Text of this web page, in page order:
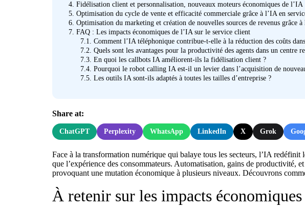
4. Fidélisation client et personnalisation, nouveaux moteurs économiques de l’IA
5. Optimisation du cycle de vente et efficacité commerciale grâce à l’IA en
6. Optimisation du marketing et création de nouvelles sources de revenus grâce
7. FAQ : Les impacts économiques de l’IA sur le service client
7.1. Comment l’IA téléphonique contribue-t-elle à la réduction des coûts
7.2. Quels sont les avantages pour la productivité des agents dans un centre
7.3. En quoi les callbots IA améliorent-ils la fidélisation client ?
7.4. Pourquoi le robot calling IA est-il un levier dans l’acquisition de
7.5. Les outils IA sont-ils adaptés à toutes les tailles d’entreprise ?
Share at:
ChatGPT Perplexity WhatsApp LinkedIn X Grok
Face à la transformation numérique qui balaye tous les secteurs, l’IA
que l’expérience des consommateurs. Automatisation, gains de productivité,
provoquant une mutation économique à plusieurs niveaux. Découvrons
À retenir sur les impacts